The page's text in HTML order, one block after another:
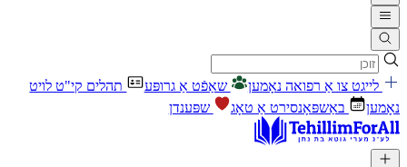
לייגט צו אַ רפואה נאָמען שאַפֿט אַ גרופּע
תהלים קי"ט לויט
נאָמען
באַשפּאָנסירט אַ טאָג שפּענדן